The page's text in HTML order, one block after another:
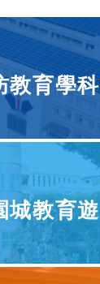
教育學
城教育遊